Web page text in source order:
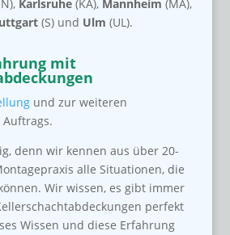
Karlsruhe(KA), Mannheim (MA),
(S) und Ulm (UL).
mit
und zur weiteren
denn wir kennen aus über 20-
alle Situationen, die
Wir wissen, es gibt immer
perfekt
Wissen und diese Erfahrung